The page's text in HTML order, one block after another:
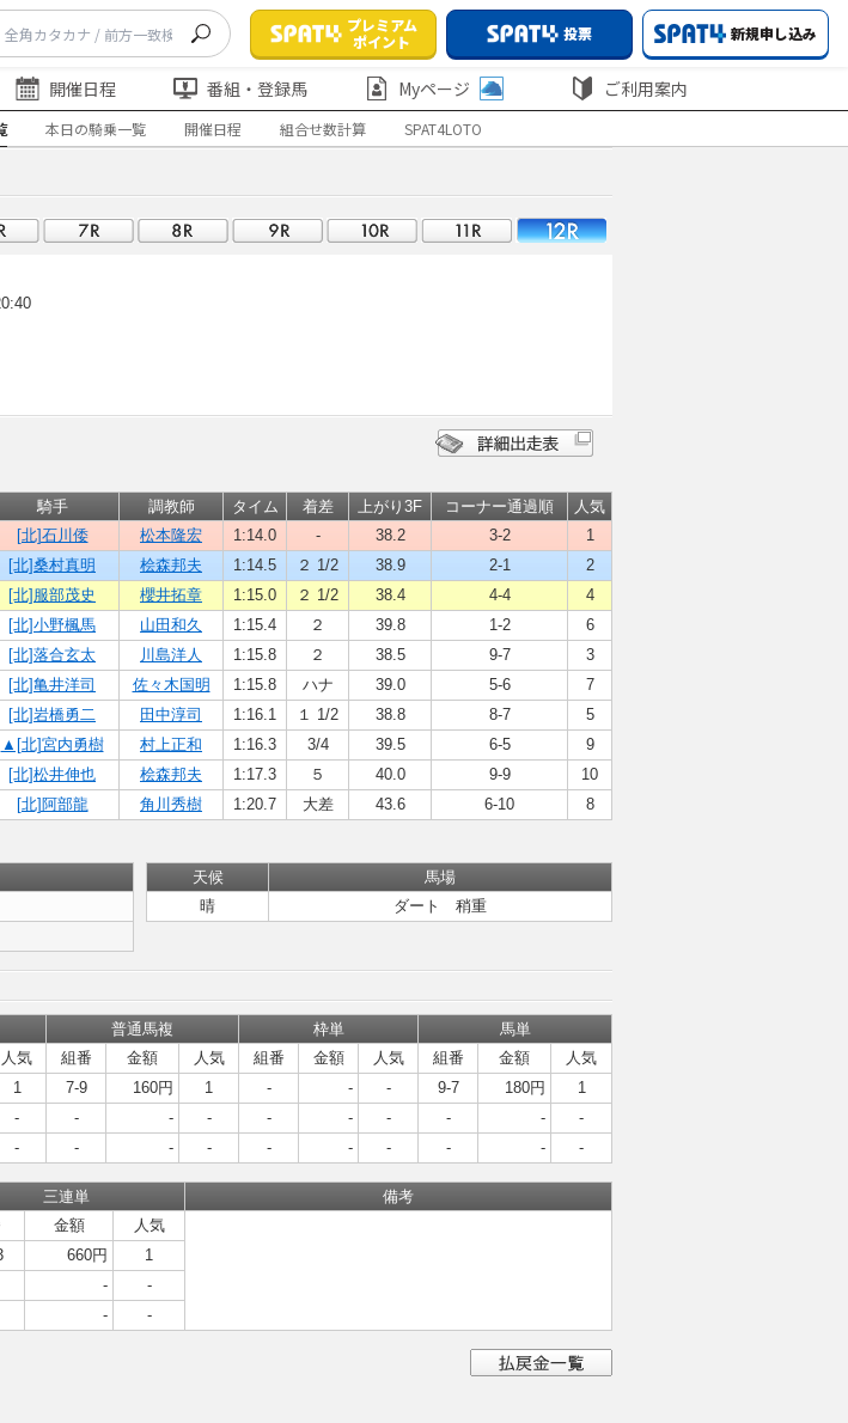
プレミアム
ポイント
投票 新規申し込み
開催日程 番組・登録馬 Myページ ご利用案内
本日の騎乗一覧 開催日程 組合せ数計算 SPAT4LOTO
騎手 調教師 タイム 着差 上がり3F コーナー通過順
人気
[北]石川倭 松本隆宏 1:14.0 - 38.2 3-2
1
[北]桑村真明 桧森邦夫 1:14.5 ２ 1/2 38.9 2-1
2
[北]服部茂史 櫻井拓章 1:15.0 ２ 1/2 38.4 4-4
4
[北]小野楓馬 山田和久 1:15.4 ２ 39.8 1-2
6
[北]落合玄太 川島洋人 1:15.8 ２ 38.5 9-7
3
[北]亀井洋司 佐々木国明 1:15.8 ハナ 39.0 5-6
7
[北]岩橋勇二 田中淳司 1:16.1 １ 1/2 38.8 8-7
5
▲[北]宮内勇樹 村上正和 1:16.3 3/4 39.5 6-5
9
[北]松井伸也 桧森邦夫 1:17.3 ５ 40.0 9-9
10
[北]阿部龍 角川秀樹 1:20.7 大差 43.6 6-10 8
天候
馬場
晴
ダート 稍重
普通馬複 枠単
馬単
人気 組番 金額 人気 組番 金額 人気 組番 金額
人気
1 7-9 160円 1 - - - 9-7 180円
1
- - - - - - - - -
-
- - - - - - - - - -
三連単
備考
金額
人気
660円
1
-
-
- -